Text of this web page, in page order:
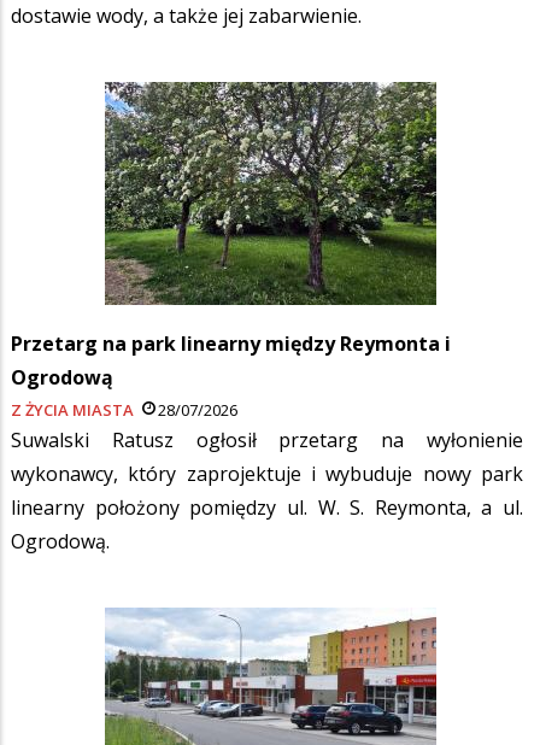
dostawie wody, a także jej zabarwienie.
Przetarg na park linearny między Reymonta i
Ogrodową
Z ŻYCIA MIASTA 28/07/2026
Suwalski Ratusz ogłosił przetarg na wyłonienie
wykonawcy, który zaprojektuje i wybuduje nowy park
linearny położony pomiędzy ul. W. S. Reymonta, a ul.
Ogrodową.